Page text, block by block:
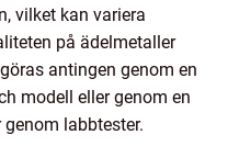
vilket kan variera
på ädelmetaller
antingen genom en
modell eller genom en
labbtester.